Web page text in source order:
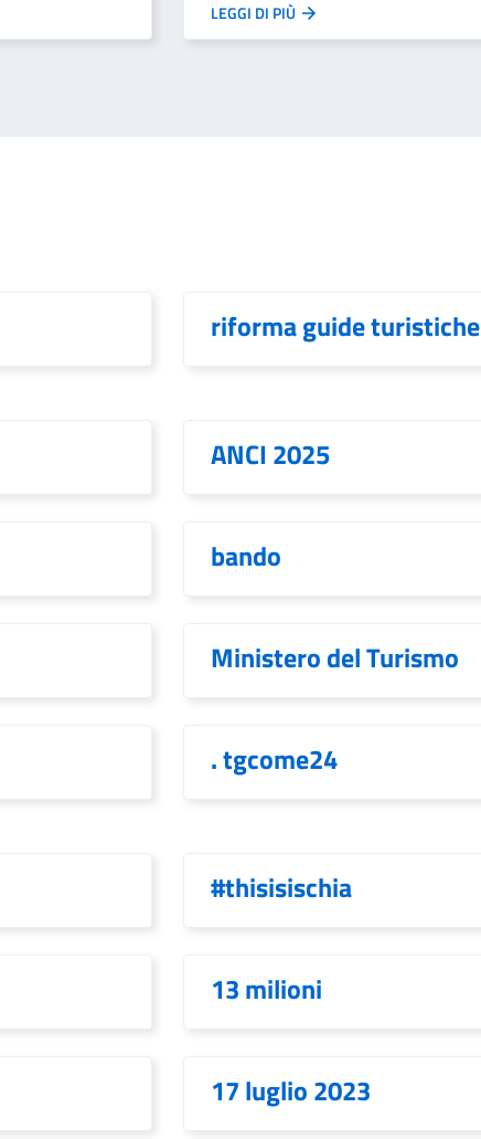
LEGGI DI PIÙ
riforma guide turistiche
ANCI 2025
bando
Ministero del Turismo
. tgcome24
#thisisischia
13 milioni
17 luglio 2023